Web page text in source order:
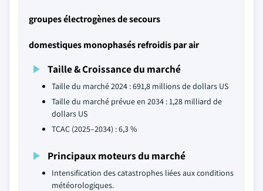
groupes électrogènes de secours
domestiques monophasés refroidis par air
Taille & Croissance du marché
Taille du marché 2024 : 691,8 millions de dollars US
Taille du marché prévue en 2034 : 1,28 milliard de
dollars US
TCAC (2025–2034) : 6,3 %
Principaux moteurs du marché
Intensification des catastrophes liées aux conditions
météorologiques.